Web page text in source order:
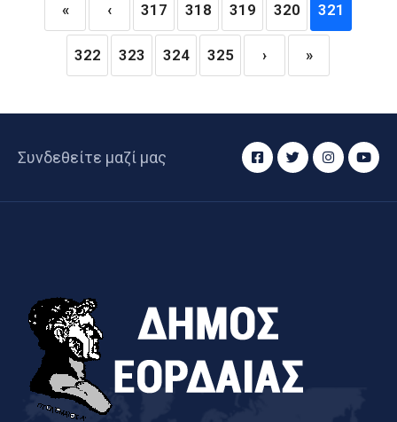
« ‹ 317 318 319 320 321
322 323 324 325 › »
Συνδεθείτε μαζί μας